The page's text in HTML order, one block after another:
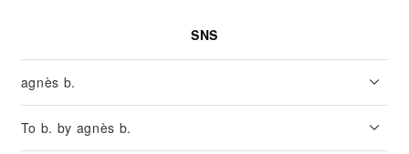
SNS
agnès b.
To b. by agnès b.